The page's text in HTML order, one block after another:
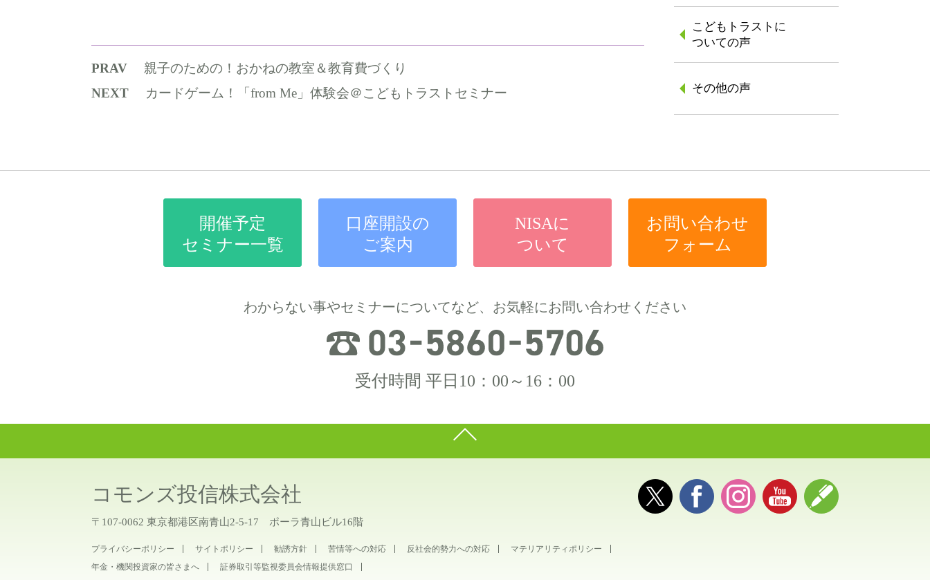
PRAV
親子のための！おかねの教室＆教育費づくり
NEXT
カードゲーム！「from Me」体験会＠こどもトラストセミナー
こどもトラストに
ついての声
その他の声
開催予定
セミナー一覧
口座開設の
ご案内
NISAに
ついて
お問い合わせ
フォーム
わからない事やセミナーについてなど、お気軽にお問い合わせください
受付時間 平日10：00～16：00
コモンズ投信株式会社
〒107-0062 東京都港区南青山2-5-17 ポーラ青山ビル16階
プライバシーポリシー サイトポリシー 勧誘方針 苦情等への対応 反社会的勢力への対応
マテリアリティポリシー
年金・機関投資家の皆さまへ
証券取引等監視委員会情報提供窓口